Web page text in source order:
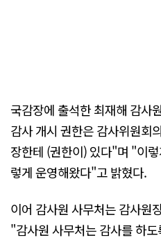
국감장에 출석한 최재해 감사
감사 개시 권한은 감사위원회
장한테 (권한이) 있다"며 "이
렇게 운영해왔다"고 밝혔다.
이어 감사원 사무처는 감사원
"감사원 사무처는 감사를 하